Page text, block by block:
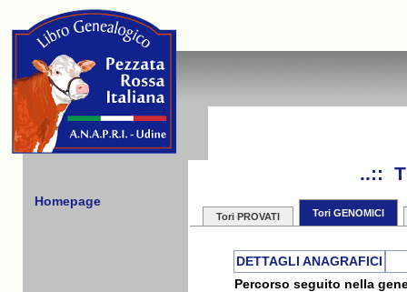
Homepage
..::
Tori PROVATI Tori GENOMICI
DETTAGLI ANAGRAFICI
Percorso seguito nella